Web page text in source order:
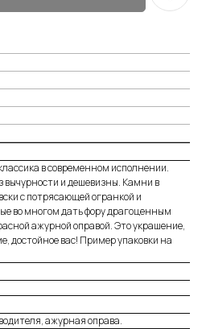
в современном исполнении.
вычурности и дешевизны. Камни в
с потрясающей огранкой и
во многом дать фору драгоценным
ажурной оправой. Это украшение,
достойное вас! Пример упаковки на
ажурная оправа.